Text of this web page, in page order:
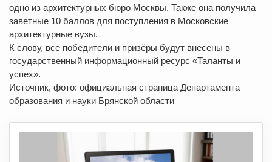
одно из архитектурных бюро Москвы. Также она получила
заветные 10 баллов для поступления в Московские
архитектурные вузы.
К слову, все победители и призёры будут внесены в
государственный информационный ресурс «Таланты и
успех».
Источник, фото: официальная страница Департамента
образования и науки Брянской области